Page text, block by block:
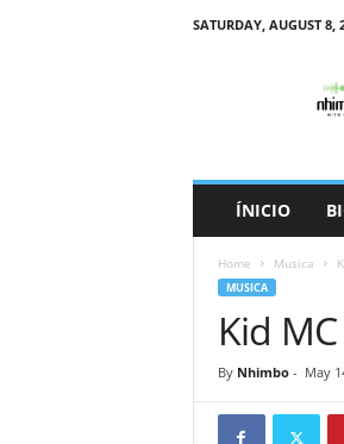
SATURDAY, AUGUST 8,
ÍNICIO
Home Musica
MUSICA
Kid
By Nhimbo- May